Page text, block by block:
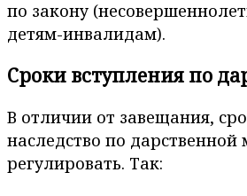
по закону
детям-инвалидам).
Сроки вступления по
В отличии от завещания,
наследство по дарственной
регулировать. Так: